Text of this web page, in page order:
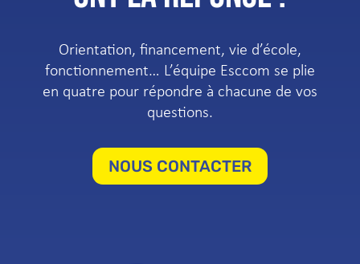
Orientation, financement, vie d’école,
fonctionnement… L’équipe Esccom se plie
en quatre pour répondre à chacune de vos
questions.
NOUS CONTACTER